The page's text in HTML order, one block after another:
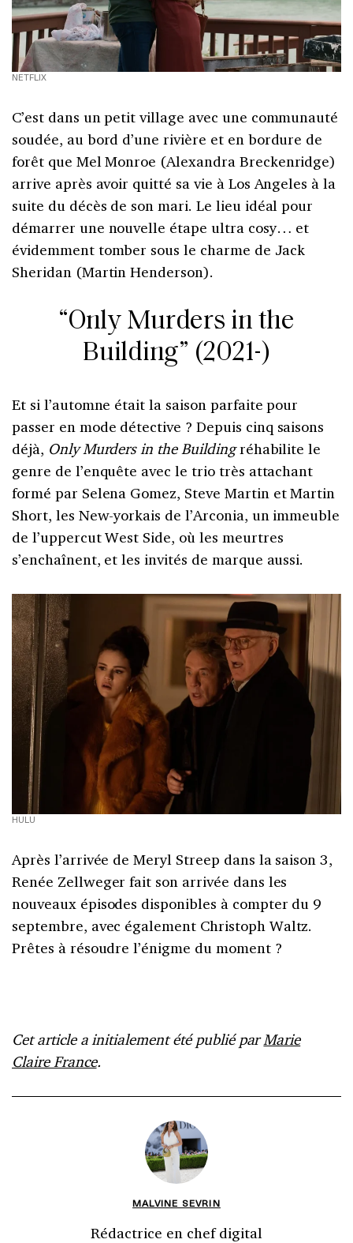
NETFLIX
C’est dans un petit village avec une communauté
soudée, au bord d’une rivière et en bordure de
forêt que Mel Monroe (Alexandra Breckenridge)
arrive après avoir quitté sa vie à Los Angeles à la
suite du décès de son mari. Le lieu idéal pour
démarrer une nouvelle étape ultra cosy… et
évidemment tomber sous le charme de Jack
Sheridan (Martin Henderson).
“Only Murders in the
Building” (2021-)
Et si l’automne était la saison parfaite pour
passer en mode détective ? Depuis cinq saisons
déjà, Only Murders in the Buildingréhabilite le
genre de l’enquête avec le trio très attachant
formé par Selena Gomez, Steve Martin et Martin
Short, les New-yorkais de l’Arconia, un immeuble
de l’uppercut West Side, où les meurtres
s’enchaînent, et les invités de marque aussi.
HULU
Après l’arrivée de Meryl Streep dans la saison 3,
Renée Zellweger fait son arrivée dans les
nouveaux épisodes disponibles à compter du 9
septembre, avec également Christoph Waltz.
Prêtes à résoudre l’énigme du moment ?
Cet article a initialement été publié parMarie
Claire France.
MALVINE SEVRIN
Rédactrice en chef digital